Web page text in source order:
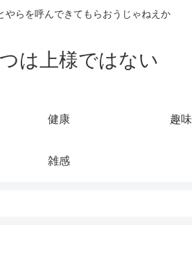
やらを呼んできてもらおうじゃねえか
は上様ではない
健康 趣味
雑感